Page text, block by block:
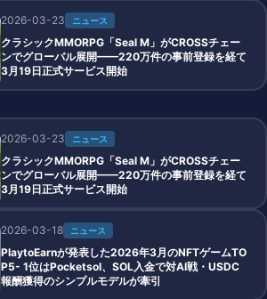
2026-03-23 ニュース
クラシックMMORPG「Seal M」がCROSSチェー
ンでグローバル展開——220万件の事前登録を経て
3月19日正式サービス開始
2026-03-23 ニュース
クラシックMMORPG「Seal M」がCROSSチェー
ンでグローバル展開——220万件の事前登録を経て
3月19日正式サービス開始
2026-03-18 ニュース
PlaytoEarnが発表した2026年3月のNFTゲームTO
P5- 1位はPocketsol、SOL入金で対AI戦・USDC
報酬獲得のシンプルモデルが牽引